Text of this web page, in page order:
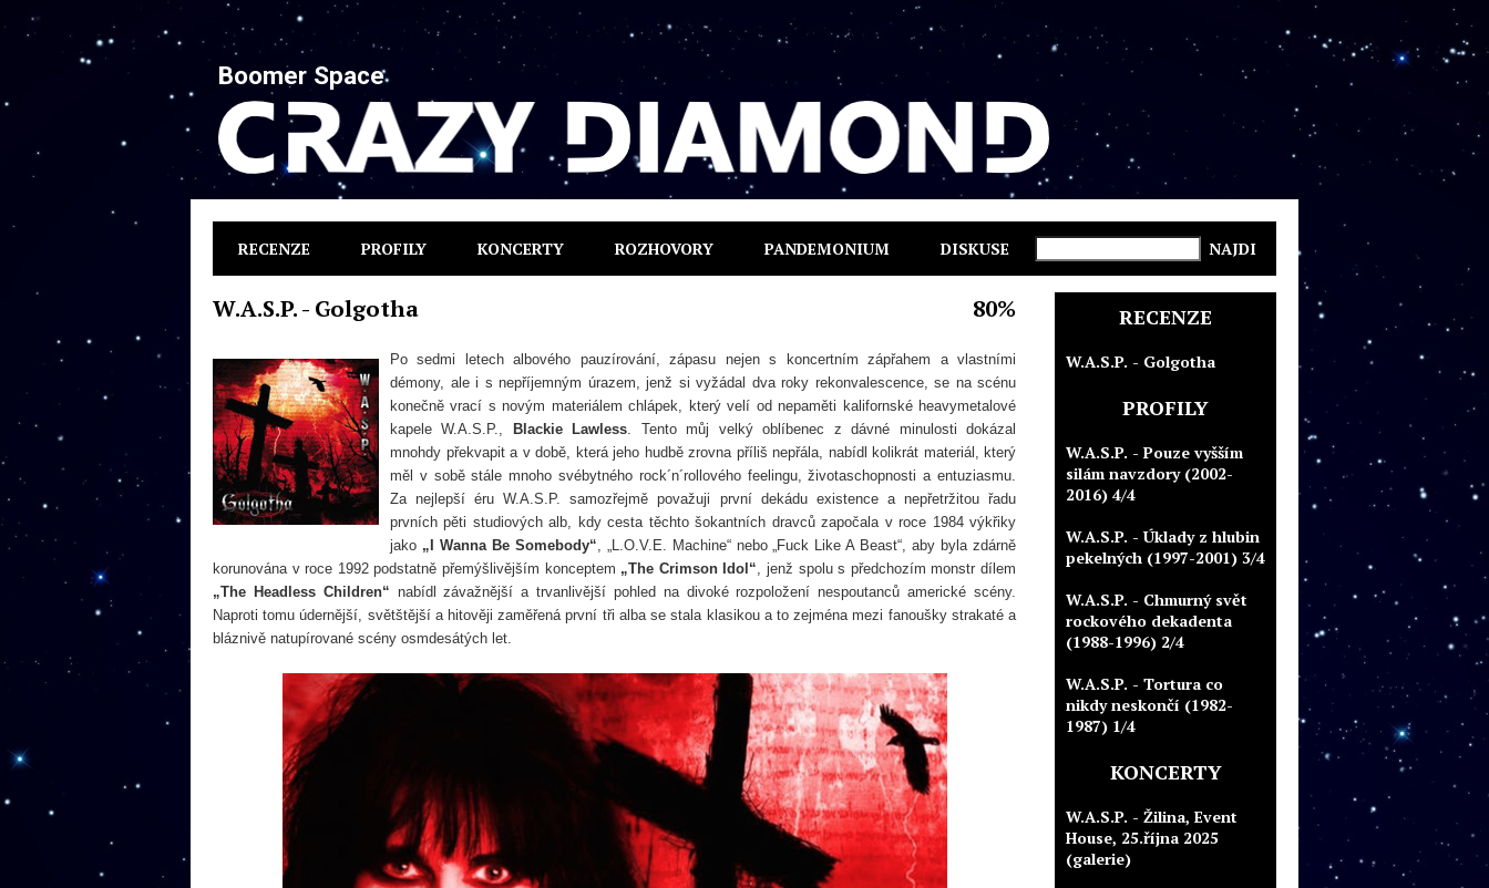
Boomer Space
RECENZE PROFILY KONCERTY ROZHOVORY PANDEMONIUM DISKUSE
W.A.S.P. - Golgotha 80%
Po sedmi letech albového pauzírování, zápasu nejen s koncertním zápřahem a vlastními
démony, ale i s nepříjemným úrazem, jenž si vyžádal dva roky rekonvalescence, se na scénu
konečně vrací s novým materiálem chlápek, který velí od nepaměti kalifornské heavymetalové
kapele W.A.S.P.,
Blackie Lawless. Tento můj velký oblíbenec z dávné minulosti dokázal
mnohdy překvapit a v době, která jeho hudbě zrovna příliš nepřála, nabídl kolikrát materiál, který
měl v sobě stále mnoho svébytného rock´n´rollového feelingu, životaschopnosti a entuziasmu.
Za nejlepší éru W.A.S.P. samozřejmě považuji první dekádu existence a nepřetržitou řadu
prvních pěti studiových alb, kdy cesta těchto šokantních dravců započala v roce 1984 výkřiky
jako „I Wanna Be Somebody“, „L.O.V.E. Machine“ nebo „Fuck Like A Beast“, aby byla zdárně
korunována v roce 1992 podstatně přemýšlivějším konceptem „The Crimson Idol“, jenž spolu s předchozím monstr dílem
„The Headless Children“ nabídl závažnější a trvanlivější pohled na divoké rozpoložení nespoutanců americké scény.
Naproti tomu údernější, světštější a hitověji zaměřená první tři alba se stala klasikou a to zejména mezi fanoušky strakaté a
bláznivě natupírované scény osmdesátých let.
RECENZE
W.A.S.P. - Golgotha
PROFILY
W.A.S.P. - Pouze vyšším
silám navzdory (2002-
2016) 4/4
W.A.S.P. - Úklady z hlubin
pekelných (1997-2001) 3/4
W.A.S.P. - Chmurný svět
rockového dekadenta
(1988-1996) 2/4
W.A.S.P. - Tortura co
nikdy neskončí (1982-
1987) 1/4
KONCERTY
W.A.S.P. - Žilina, Event
House, 25.října 2025
(galerie)